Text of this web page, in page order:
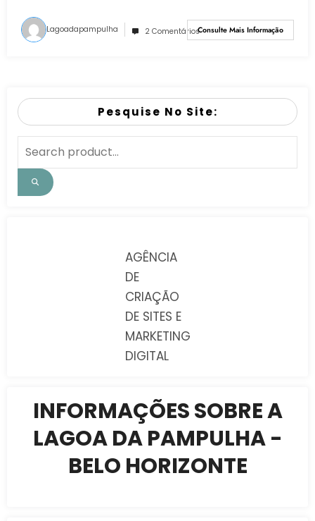
Lagoadapampulha 2 ComentáriosConsulte Mais Informação
Pesquise No Site:
AGÊNCIA
DE
CRIAÇÃO
DE SITES E
MARKETING
DIGITAL
INFORMAÇÕES SOBRE A
LAGOA DA PAMPULHA -
BELO HORIZONTE